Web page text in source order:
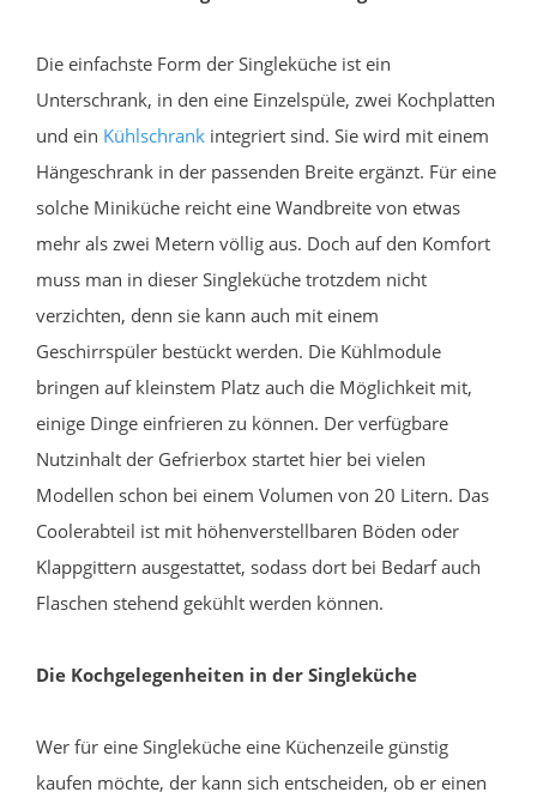
Die einfachste Form der Singleküche ist ein
Unterschrank, in den eine Einzelspüle, zwei Kochplatten
und ein Kühlschrank integriert sind. Sie wird mit einem
Hängeschrank in der passenden Breite ergänzt. Für eine
solche Miniküche reicht eine Wandbreite von etwas
mehr als zwei Metern völlig aus. Doch auf den Komfort
muss man in dieser Singleküche trotzdem nicht
verzichten, denn sie kann auch mit einem
Geschirrspüler bestückt werden. Die Kühlmodule
bringen auf kleinstem Platz auch die Möglichkeit mit,
einige Dinge einfrieren zu können. Der verfügbare
Nutzinhalt der Gefrierbox startet hier bei vielen
Modellen schon bei einem Volumen von 20 Litern. Das
Coolerabteil ist mit höhenverstellbaren Böden oder
Klappgittern ausgestattet, sodass dort bei Bedarf auch
Flaschen stehend gekühlt werden können.
Die Kochgelegenheiten in der Singleküche
Wer für eine Singleküche eine Küchenzeile günstig
kaufen möchte, der kann sich entscheiden, ob er einen